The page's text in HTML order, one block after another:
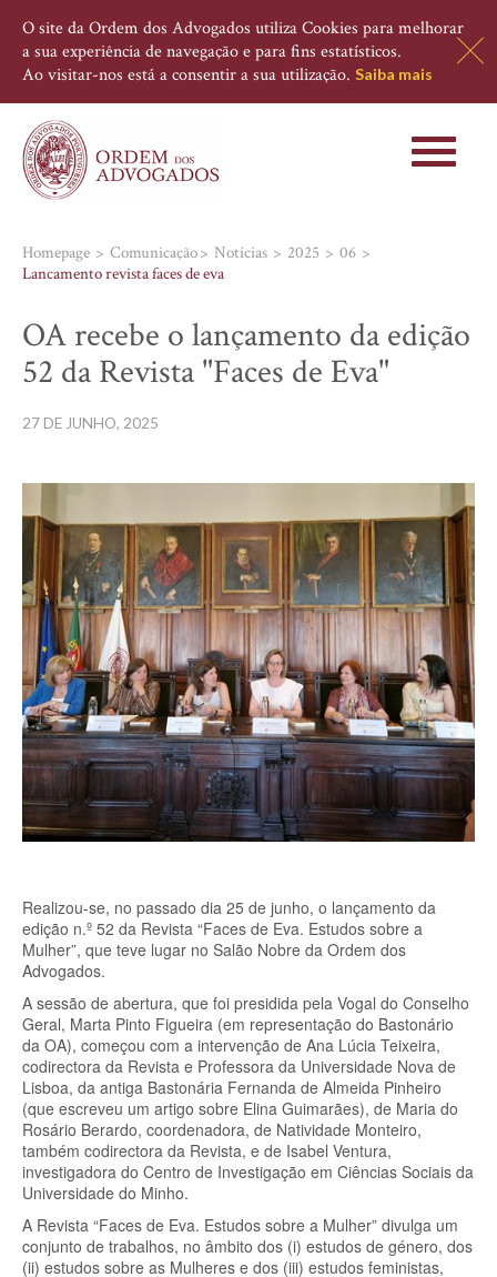
O site da Ordem dos Advogados utiliza Cookies para melhorar
a sua experiência de navegação e para fins estatísticos.
Ao visitar-nos está a consentir a sua utilização. Saiba mais
Toggle
Homepage Comunicação Notícias 2025
06
Lancamento revista faces de eva
OA recebe o lançamento da edição
52 da Revista "Faces de Eva"
27 DE JUNHO, 2025
Realizou-se, no passado dia 25 de junho, o lançamento da
edição n.º 52 da Revista “Faces de Eva. Estudos sobre a
Mulher”, que teve lugar no Salão Nobre da Ordem dos
Advogados.
A sessão de abertura, que foi presidida pela Vogal do Conselho
Geral, Marta Pinto Figueira (em representação do Bastonário
da OA), começou com a intervenção de Ana Lúcia Teixeira,
codirectora da Revista e Professora da Universidade Nova de
Lisboa, da antiga Bastonária Fernanda de Almeida Pinheiro
(que escreveu um artigo sobre Elina Guimarães), de Maria do
Rosário Berardo, coordenadora, de Natividade Monteiro,
também codirectora da Revista, e de Isabel Ventura,
investigadora do Centro de Investigação em Ciências Sociais da
Universidade do Minho.
A Revista “Faces de Eva. Estudos sobre a Mulher” divulga um
conjunto de trabalhos, no âmbito dos (i) estudos de género, dos
(ii) estudos sobre as Mulheres e dos (iii) estudos feministas,